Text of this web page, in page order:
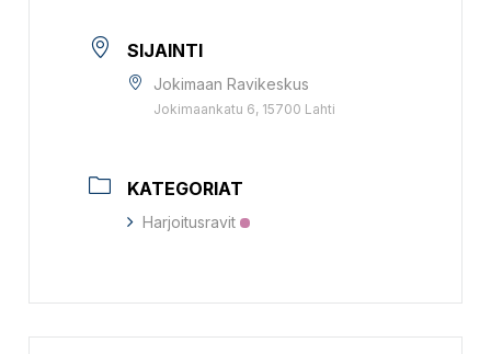
SIJAINTI
Jokimaan Ravikeskus
Jokimaankatu 6, 15700 Lahti
KATEGORIAT
Harjoitusravit